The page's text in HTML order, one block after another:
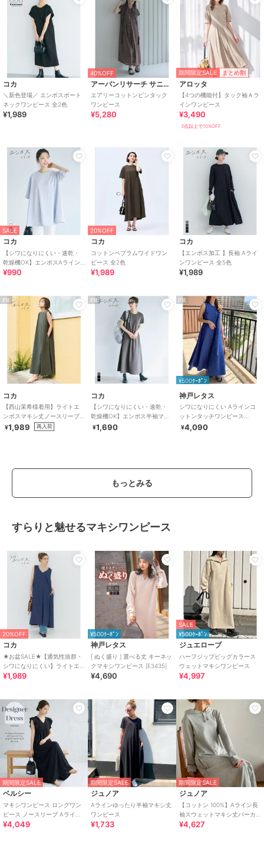
コカ
＼新色登場／ エンボスボート
ネックワンピース 全2色
¥1,989
40%OFF
アーバンリサーチ サニーレーベル
エアリーコットンピンタック
ワンピース
¥5,280
期間限定SALE まとめ割
アロッタ
【4つの機能付】タック袖Ａラ
インワンピース
¥3,490
3点以上で10%OFF
SALE
コカ
【シワになりにくい・速乾・
乾燥機OK】エンボスAライン
半袖チュニック 全4色
¥990
20%OFF
コカ
コットンペプラムワイドワン
ピース 全2色
¥1,989
コカ
【エンボス加工 】長袖 Aライ
ンワンピース 全5色
¥1,989
PR
コカ
【西山茉希様着用】ライトエ
ンボスマキシ丈ノースリーブ
ワンピース 全4色 / シワになり
¥1,989 再入荷
PR
コカ
【シワになりにくい・速乾・
乾燥機OK】エンボス半袖マキ
シワンピース 全4色
¥1,690
PR
¥500ｸｰﾎﾟﾝ
神戸レタス
シワになりにくい Aラインコ
ットンタッチワンピース
[E3264]
¥4,090
もっとみる
すらりと魅せるマキシワンピース
20%OFF
コカ
★お盆SALE★【通気性抜群・
シワになりにくい】ライトエ
ンボスマキシジャンパースカ
¥1,989
¥500ｸｰﾎﾟﾝ
神戸レタス
[ ぬく盛り ] 選べる丈 キーネッ
クマキシワンピース [E3435]
¥4,690
SALE
¥500ｸｰﾎﾟﾝ
ジュエローブ
ハーフジップビッグカラース
ウェットマキシワンピース
¥4,997
期間限定SALE
ベルシー
マキシワンピース ロングワン
ピース ノースリーブ Aライン
黒 ギンガム フォーマル 春夏
¥4,049
期間限定SALE
ジュノア
Aラインゆったり半袖マキシ丈
ワンピース
¥1,733
期間限定SALE
ジュノア
【コットン 100%】Aライン長
袖スウェットマキシ丈パーカ
ーワンピース
¥4,627